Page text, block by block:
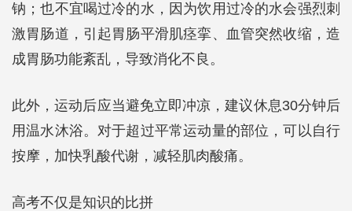
钠；也不宜喝过冷的水，因为饮用过冷的水会强烈刺
激胃肠道，引起胃肠平滑肌痉挛、血管突然收缩，造
成胃肠功能紊乱，导致消化不良。
此外，运动后应当避免立即冲凉，建议休息30分钟后
用温水沐浴。对于超过平常运动量的部位，可以自行
按摩，加快乳酸代谢，减轻肌肉酸痛。
高考不仅是知识的比拼